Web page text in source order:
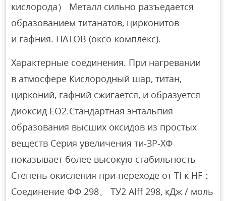
кислорода） Металл сильно разъедается
образованием титанатов, цирконитов
и гафния. НАТОВ (оксо-комплекс).
Характерные соединения. При нагревании
в атмосфере Кислородный шар, титан,
цирконий, гафний сжигается, и образуется
диоксид ЕО2.Стандартная энтальпия
образования высших оксидов из простых
веществ Серия увеличения ти-ЗР-ХФ
показывает более высокую стабильность
Степень окисления при переходе от TI к HF：
Соединение ФФ 298、 ТУ2 Alff 298, кДж / моль